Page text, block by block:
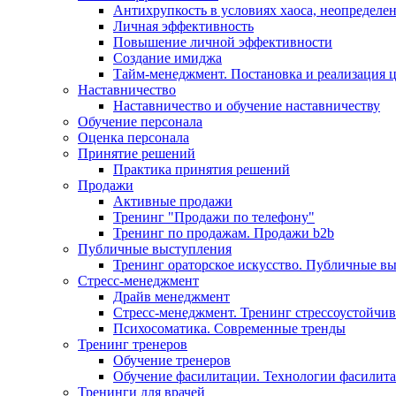
Антихрупкость в условиях хаоса,
Личная эффективность
Повышение личной эффективности
Создание имиджа
Тайм-менеджмент. Постановка и реализация
Наставничество
Наставничество и обучение наставничеству
Обучение персонала
Оценка персонала
Принятие решений
Практика принятия решений
Продажи
Активные продажи
Тренинг "Продажи по телефону"
Тренинг по продажам. Продажи b2b
Публичные выступления
Тренинг ораторское искусство. Публичные
Стресс-менеджмент
Драйв менеджмент
Стресс-менеджмент. Тренинг
Психосоматика. Современные тренды
Тренинг тренеров
Обучение тренеров
Обучение фасилитации. Технологии
Тренинги для врачей